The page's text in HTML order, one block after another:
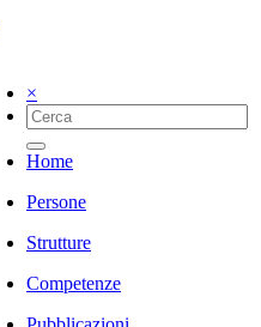
×
Home
Persone
Strutture
Competenze